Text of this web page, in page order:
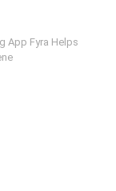
App Fyra Helps